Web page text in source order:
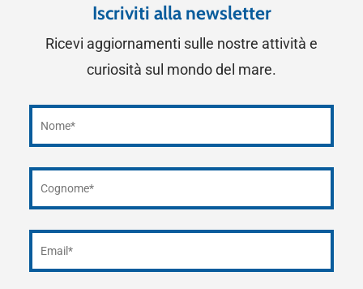
Iscriviti alla newsletter
Ricevi aggiornamenti sulle nostre attività e
curiosità sul mondo del mare.